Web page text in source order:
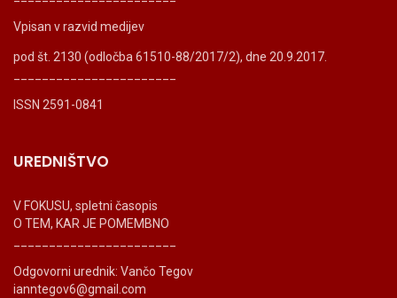
Vpisan v razvid medijev
pod št. 2130 (odločba 61510-88/2017/2), dne 20.9.2017.
ISSN 2591-0841
UREDNIŠTVO
V FOKUSU, spletni časopis
O TEM, KAR JE POMEMBNO
Odgovorni urednik: Vančo Tegov
ianntegov6@gmail.com